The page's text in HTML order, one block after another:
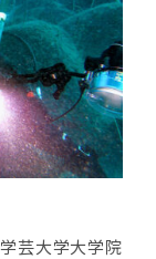
学芸大学大学院